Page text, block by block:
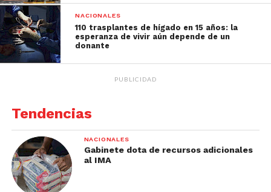
NACIONALES
110 trasplantes de hígado en 15 años: la
esperanza de vivir aún depende de un
donante
PUBLICIDAD
Tendencias
NACIONALES
Gabinete dota de recursos adicionales
al IMA